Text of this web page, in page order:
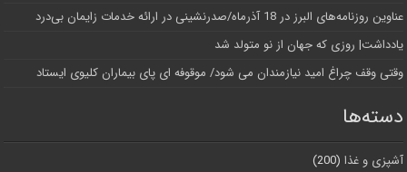
عناوین روزنامه‌های البرز در ‌18 آذرماه/صدرنشینی در ارائه خدمات زایمان بی‌درد
یادداشت| روزی که جهان از نو متولد شد
وقتی وقف چراغ امید نیازمندان می شود/ موقوفه ای پای بیماران کلیوی ایستاد
دسته‌ها
آشپزی و غذا (200)